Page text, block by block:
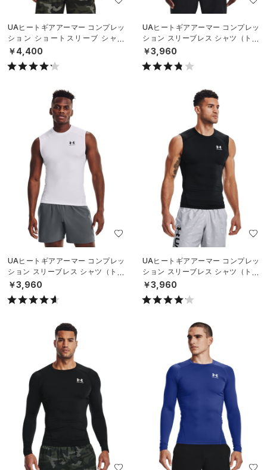
UAヒートギアアーマー コンプレッ
ション ショートスリーブ シャツ
（トレーニング/MEN）
￥4,400
UAヒートギアアーマー コンプレッ
ション スリーブレス シャツ（トレ
ーニング/MEN）
￥3,960
UAヒートギアアーマー コンプレッ
ション スリーブレス シャツ（トレ
ーニング/MEN）
￥3,960
UAヒートギアアーマー コンプレッ
ション スリーブレス シャツ（トレ
ーニング/MEN）
￥3,960